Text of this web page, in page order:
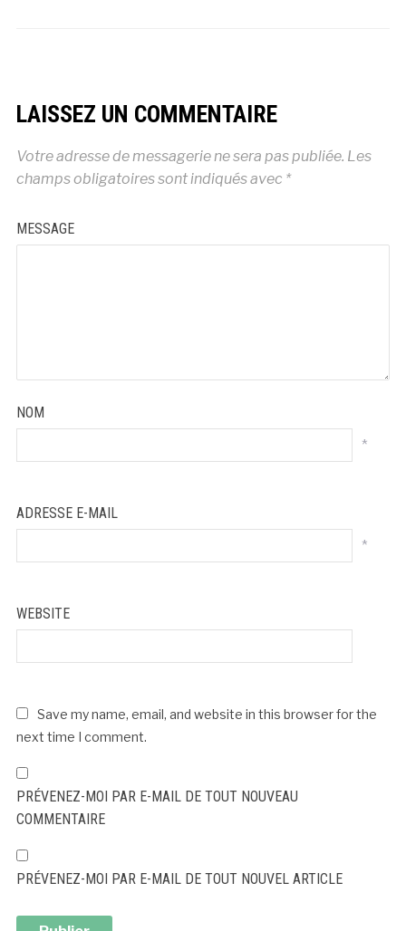
LAISSEZ UN COMMENTAIRE
Votre adresse de messagerie ne sera pas publiée. Les
champs obligatoires sont indiqués avec *
MESSAGE
NOM
*
ADRESSE E-MAIL
*
WEBSITE
Save my name, email, and website in this browser for the
next time I comment.
PRÉVENEZ-MOI PAR E-MAIL DE TOUT NOUVEAU
COMMENTAIRE
PRÉVENEZ-MOI PAR E-MAIL DE TOUT NOUVEL ARTICLE